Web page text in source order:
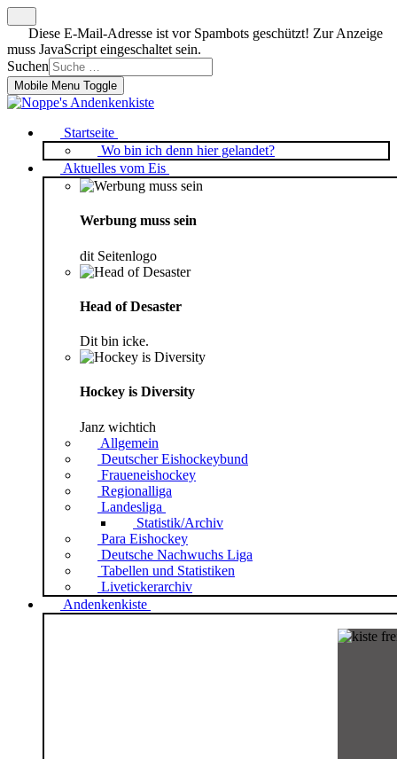
Diese E-Mail-Adresse ist vor Spambots geschützt! Zur Anzeige
muss JavaScript eingeschaltet sein.
Suchen
Mobile Menu Toggle
Startseite
Wo bin ich denn hier gelandet?
Aktuelles vom Eis
Werbung muss sein
dit Seitenlogo
Head of Desaster
Dit bin icke.
Hockey is Diversity
Janz wichtich
Allgemein
Deutscher Eishockeybund
Fraueneishockey
Regionalliga
Landesliga
Statistik/Archiv
Para Eishockey
Deutsche Nachwuchs Liga
Tabellen und Statistiken
Livetickerarchiv
Andenkenkiste